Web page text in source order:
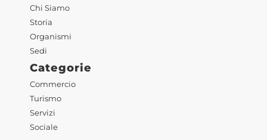
Chi Siamo
Storia
Organismi
Sedi
Categorie
Commercio
Turismo
Servizi
Sociale